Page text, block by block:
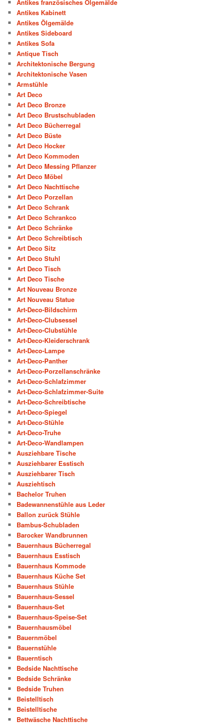
Antikes französisches Ölgemälde
Antikes Kabinett
Antikes Ölgemälde
Antikes Sideboard
Antikes Sofa
Antique Tisch
Architektonische Bergung
Architektonische Vasen
Armstühle
Art Deco
Art Deco Bronze
Art Deco Brustschubladen
Art Deco Bücherregal
Art Deco Büste
Art Deco Hocker
Art Deco Kommoden
Art Deco Messing Pflanzer
Art Deco Möbel
Art Deco Nachttische
Art Deco Porzellan
Art Deco Schrank
Art Deco Schrankco
Art Deco Schränke
Art Deco Schreibtisch
Art Deco Sitz
Art Deco Stuhl
Art Deco Tisch
Art Deco Tische
Art Nouveau Bronze
Art Nouveau Statue
Art-Deco-Bildschirm
Art-Deco-Clubsessel
Art-Deco-Clubstühle
Art-Deco-Kleiderschrank
Art-Deco-Lampe
Art-Deco-Panther
Art-Deco-Porzellanschränke
Art-Deco-Schlafzimmer
Art-Deco-Schlafzimmer-Suite
Art-Deco-Schreibtische
Art-Deco-Spiegel
Art-Deco-Stühle
Art-Deco-Truhe
Art-Deco-Wandlampen
Ausziehbare Tische
Ausziehbarer Esstisch
Ausziehbarer Tisch
Ausziehtisch
Bachelor Truhen
Badewannenstühle aus Leder
Ballon zurück Stühle
Bambus-Schubladen
Barocker Wandbrunnen
Bauernhaus Bücherregal
Bauernhaus Esstisch
Bauernhaus Kommode
Bauernhaus Küche Set
Bauernhaus Stühle
Bauernhaus-Sessel
Bauernhaus-Set
Bauernhaus-Speise-Set
Bauernhausmöbel
Bauernmöbel
Bauernstühle
Bauerntisch
Bedside Nachttische
Bedside Schränke
Bedside Truhen
Beistelltisch
Beistelltische
Bettwäsche Nachttische